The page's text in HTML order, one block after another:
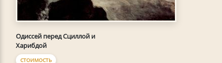
Одиссей перед Сциллой и
Харибдой
СТОИМОСТЬ